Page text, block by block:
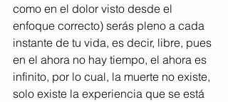
como en el dolor visto desde el
enfoque correcto) serás pleno a cada
instante de tu vida, es decir, libre, pues
en el ahora no hay tiempo, el ahora es
infinito, por lo cual, la muerte no existe,
solo existe la experiencia que se está